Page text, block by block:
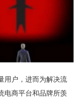
用户，进而为解决流
电商平台和品牌所羡